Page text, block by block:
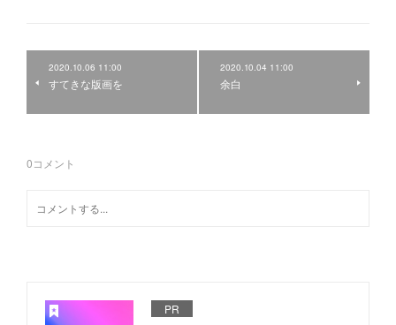
2020.10.06 11:00
すてきな版画を
2020.10.04 11:00
余白
0コメント
PR